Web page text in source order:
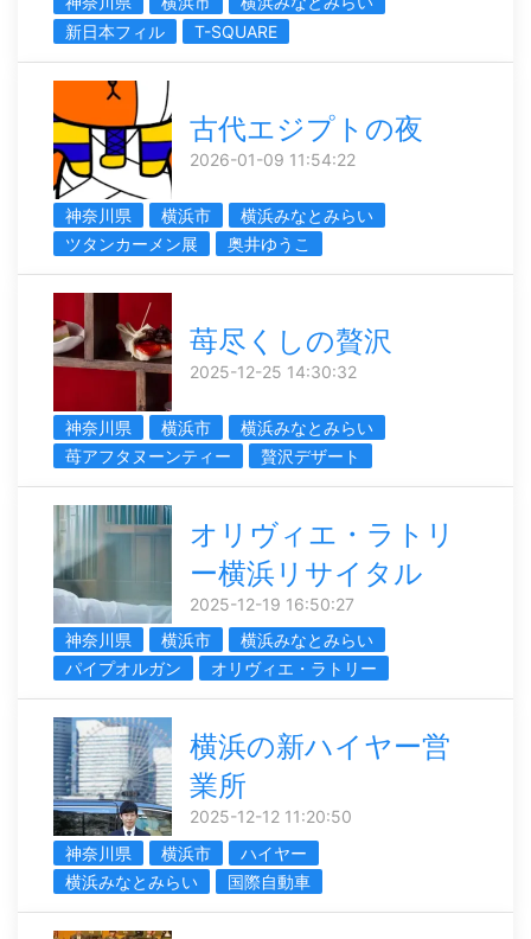
新日本フィル
T-SQUARE
古代エジプトの夜
2026-01-09 11:54:22
神奈川県 横浜市
横浜みなとみらい
ツタンカーメン展
奥井ゆうこ
苺尽くしの贅沢
2025-12-25 14:30:32
神奈川県 横浜市
横浜みなとみらい
苺アフタヌーンティー
贅沢デザート
オリヴィエ・ラトリ
ー横浜リサイタル
2025-12-19 16:50:27
神奈川県
横浜市
横浜みなとみらい
パイプオルガン
オリヴィエ・ラトリー
横浜の新ハイヤー営
業所
2025-12-12 11:20:50
神奈川県
横浜市
ハイヤー
横浜みなとみらい
国際自動車